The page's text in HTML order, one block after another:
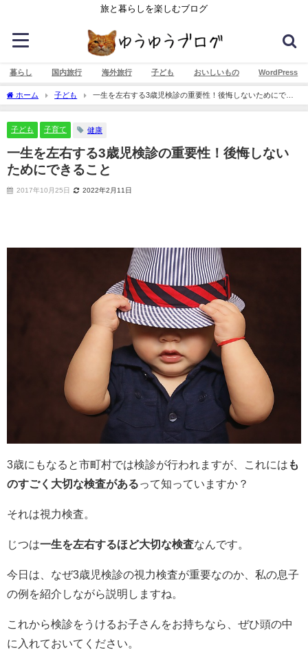
旅と暮らしを楽しむブログ
暮らし 国内旅行 海外旅行 子ども おいしいもの WordPress
ホーム 子ども
一生を左右する3歳児検診の重要性！後悔しないためにでき
ること
子ども 子育て 健康
一生を左右する3歳児検診の重要性！後悔しない
ためにできること
2017年10月25日 2022年2月11日
3歳にもなると市町村では検診が行われますが、これには も
のすごく大切な検査があるって知っていますか？
それは視力検査。
じつは一生を左右するほど大切な検査なんです。
今日は、なぜ3歳児検診の視力検査が重要なのか、私の息子
の例を紹介しながら説明しますね。
これから検診をうけるお子さんをお持ちなら、ぜひ頭の中
に入れておいてください。